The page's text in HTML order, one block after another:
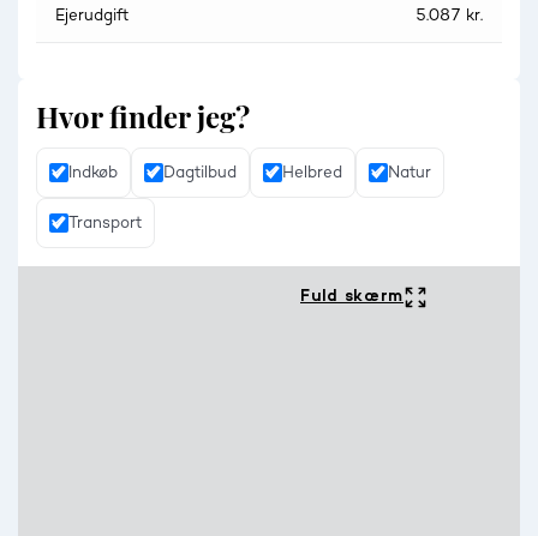
Ejerudgift 5.087 kr.
Hvor finder jeg?
Indkøb Dagtilbud Helbred Natur
Transport
Fuld skærm